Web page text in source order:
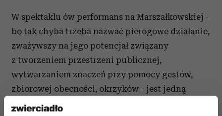
W spektaklu ów performans na Marszałkowskiej -
bo tak chyba trzeba nazwać pierogowe działanie,
zważywszy na jego potencjał związany
z tworzeniem przestrzeni publicznej,
wytwarzaniem znaczeń przy pomocy gestów,
zbiorowej obecności, okrzyków - jest jedną
z dramaturgicznych kulminant. Pytania